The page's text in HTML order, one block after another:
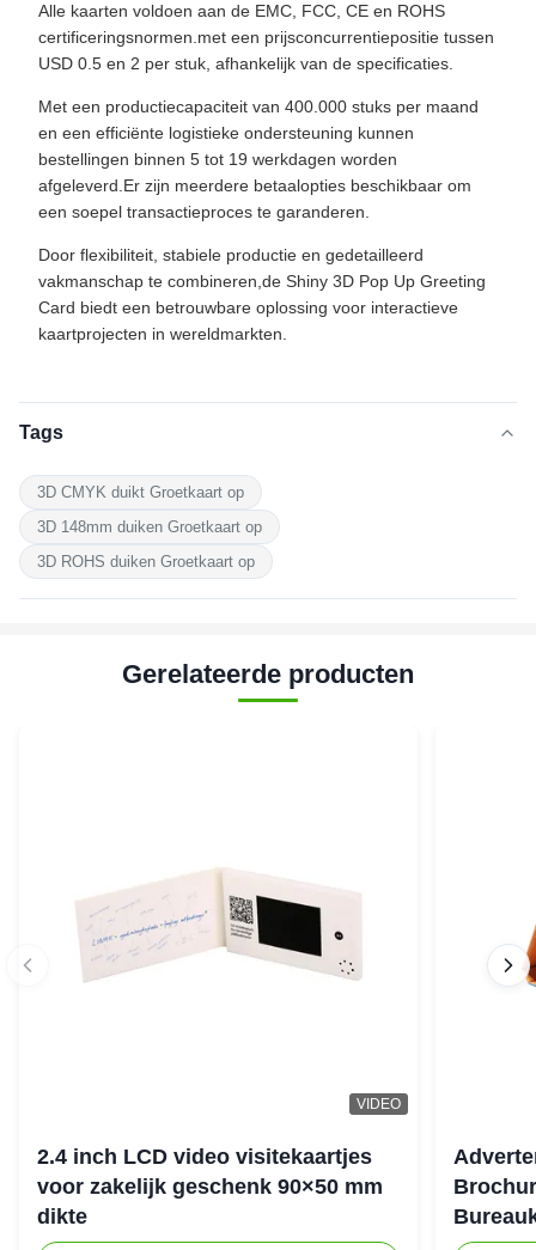
Alle kaarten voldoen aan de EMC, FCC, CE en ROHS
certificeringsnormen.met een prijsconcurrentiepositie tussen
USD 0.5 en 2 per stuk, afhankelijk van de specificaties.
Met een productiecapaciteit van 400.000 stuks per maand
en een efficiënte logistieke ondersteuning kunnen
bestellingen binnen 5 tot 19 werkdagen worden
afgeleverd.Er zijn meerdere betaalopties beschikbaar om
een soepel transactieproces te garanderen.
Door flexibiliteit, stabiele productie en gedetailleerd
vakmanschap te combineren,de Shiny 3D Pop Up Greeting
Card biedt een betrouwbare oplossing voor interactieve
kaartprojecten in wereldmarkten.
Tags
3D CMYK duikt Groetkaart op
3D 148mm duiken Groetkaart op
3D ROHS duiken Groetkaart op
Gerelateerde producten
VIDEO
2.4 inch LCD video visitekaartjes
voor zakelijk geschenk 90×50 mm
dikte